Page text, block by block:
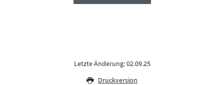
Letzte Änderung: 02.09.25
Druckversion